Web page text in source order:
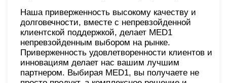
Наша приверженность высокому качеству и
долговечности, вместе с непревзойденной
клиентской поддержкой, делает MED1
непревзойденным выбором на рынке.
Приверженность удовлетворенности клиентов и
инновациям делает нас вашим лучшим
партнером. Выбирая MED1, вы получаете не